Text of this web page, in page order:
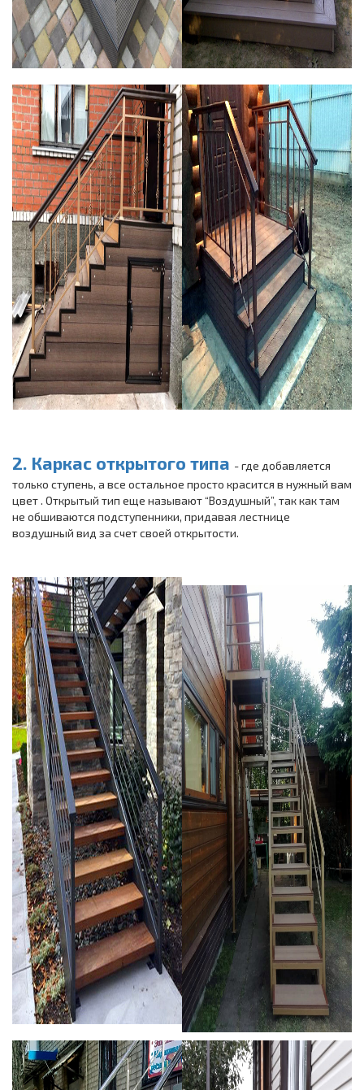
2. Каркас открытого типа - где добавляется
только ступень, а все остальное просто красится в нужный вам
цвет . Открытый тип еще называют “Воздушный”, так как там
не обшиваются подступенники, придавая лестнице
воздушный вид за счет своей открытости.